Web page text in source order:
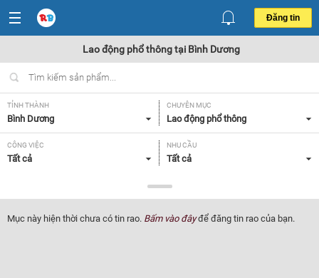
Đăng tin
Lao động phổ thông tại Bình Dương
TỈNH THÀNH
Bình Dương
CHUYÊN MỤC
Lao động phổ thông
CÔNG VIỆC
Tất cả
NHU CẦU
Tất cả
Tất cả
Mục này hiện thời chưa có tin rao. Bấm vào đâyđể đăng tin rao của bạn.